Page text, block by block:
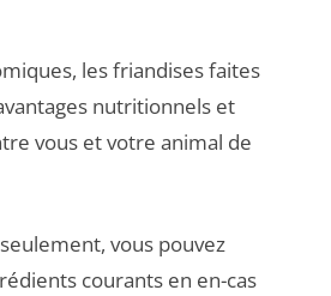
les friandises faites
nutritionnels et
vous et votre animal de
vous pouvez
courants en en-cas